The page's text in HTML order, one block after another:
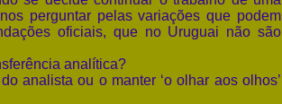
perguntar pelas variações que podem
oficiais, que no Uruguai não são
analítica?
analista ou o manter ‘o olhar aos olhos’